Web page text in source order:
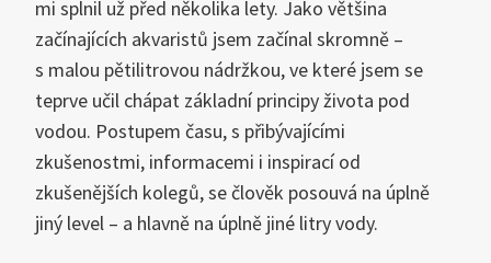
mi splnil už před několika lety. Jako většina
začínajících akvaristů jsem začínal skromně –
s malou pětilitrovou nádržkou, ve které jsem se
teprve učil chápat základní principy života pod
vodou. Postupem času, s přibývajícími
zkušenostmi, informacemi i inspirací od
zkušenějších kolegů, se člověk posouvá na úplně
jiný level – a hlavně na úplně jiné litry vody.